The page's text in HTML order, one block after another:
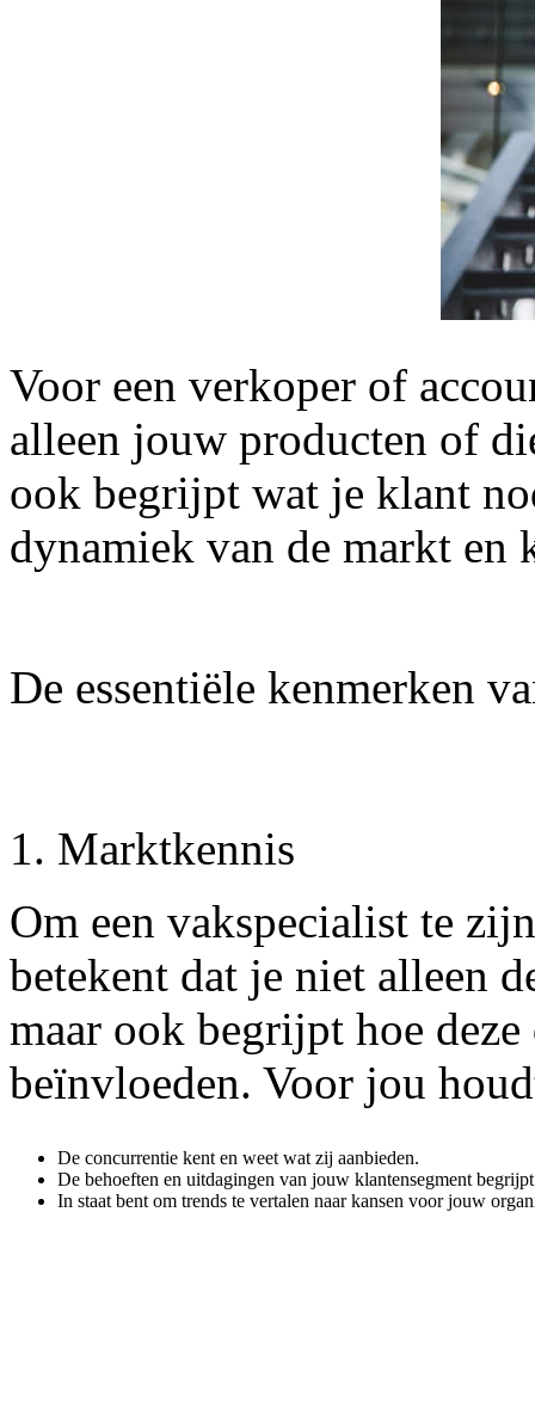
Voor een verkoper of
alleen jouw producten of
ook begrijpt wat je klant
dynamiek van de markt en
De essentiële kenmerken
1. Marktkennis
Om een vakspecialist te
betekent dat je niet alleen
maar ook begrijpt hoe
beïnvloeden. Voor jou
De concurrentie kent en weet wat zij aanbieden.
De behoeften en uitdagingen van jouw klantensegment
In staat bent om trends te vertalen naar kansen voor jouw